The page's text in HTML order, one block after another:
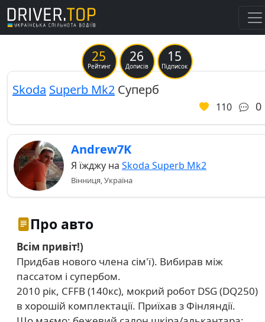
25
Рейтинг
26
Дописів
15
Підписок
Previous
Skoda Superb Mk2 Суперб
110 0
Andrew7K
Я їжджу на Skoda Superb Mk2
Вінниця, Україна
Про авто
Всім привіт!)
Придбав нового члена сім'ї). Вибирав між
пассатом і супербом.
2010 рік, CFFB (140кс), мокрий робот DSG (DQ250)
в хорошій комплектації. Приїхав з Фінляндії.